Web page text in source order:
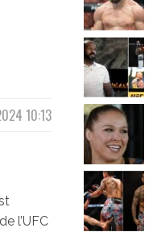
10:13
l’UFC